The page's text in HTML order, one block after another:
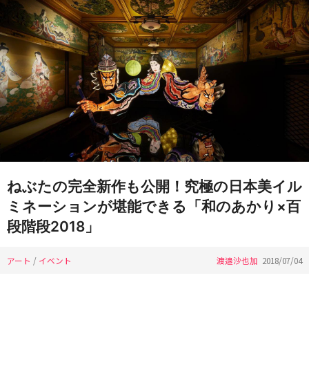
ねぶたの完全新作も公開！究極の日本美イル
ミネーションが堪能できる「和のあかり×百
段階段2018」
アート / イベント 渡邉沙也加 2018/07/04